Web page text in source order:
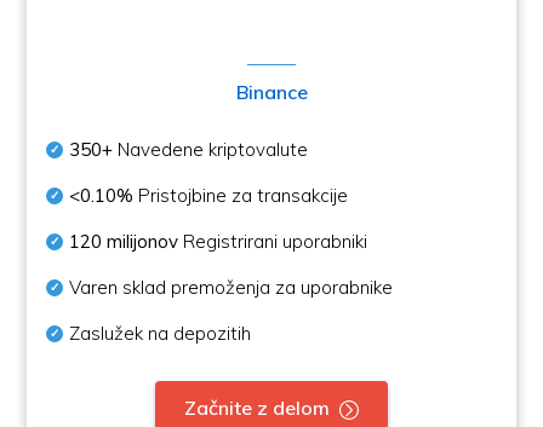
Binance
350+ Navedene kriptovalute
<0.10% Pristojbine za transakcije
120 milijonov Registrirani uporabniki
Varen sklad premoženja za uporabnike
Zaslužek na depozitih
Začnite z delom